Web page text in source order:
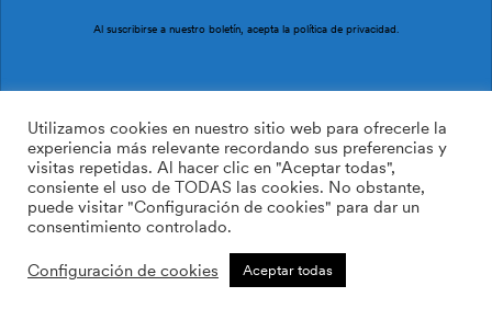
Ref. M3223-4
113.64$ /m2
Al suscribirse a nuestro boletín, acepta la política de privacidad
Utilizamos cookies en nuestro sitio web para ofrecerle la
experiencia más relevante recordando sus preferencias y
visitas repetidas. Al hacer clic en "Aceptar todas",
consiente el uso de TODAS las cookies. No obstante,
puede visitar "Configuración de cookies" para dar un
consentimiento controlado.
Configuración de cookies Aceptar todas